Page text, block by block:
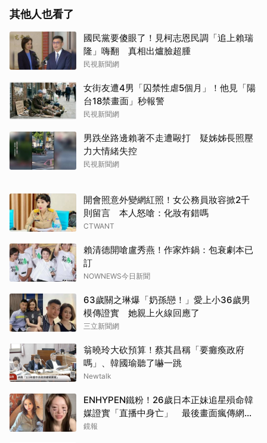
其他人也看了
國民黨要傻眼了！見柯志恩民調「追上賴瑞
隆」嗨翻 真相出爐臉超腫
民視新聞網
女街友遭4男「囚禁性虐5個月」！他見「陽
台18禁畫面」秒報警
民視新聞網
男跌坐路邊賴著不走遭毆打 疑姊姊長照壓
力大情緒失控
民視新聞網
開會照意外變網紅照！女公務員妝容掀2千
則留言 本人怒嗆：化妝有錯嗎
CTWANT
賴清德開嗆盧秀燕！作家炸鍋：包衰劇本已
訂
NOWNEWS今日新聞
63歲關之琳爆「奶孫戀！」愛上小36歲男
模傳證實 她親上火線回應了
三立新聞網
翁曉玲大砍預算！蔡其昌稱「要癱瘓政府
嗎」、韓國瑜聽了嚇一跳
Newtalk
ENHYPEN鐵粉！26歲日本正妹追星殞命韓
媒證實「直播中身亡」 最後畫面瘋傳網痛
心：網暴害死人
鏡報